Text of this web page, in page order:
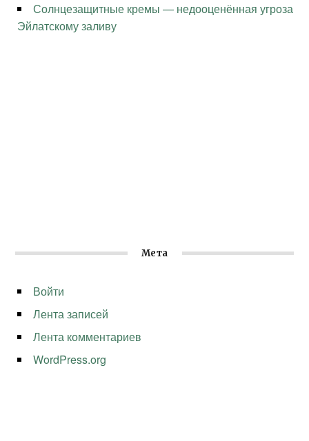
Солнцезащитные кремы — недооценённая угроза
Эйлатскому заливу
Мета
Войти
Лента записей
Лента комментариев
WordPress.org